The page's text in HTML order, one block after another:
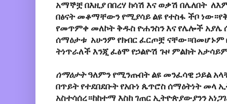
አማኞቿ በእዚያ በበረሃ ከሳሽ እና ወቃሽ በሌለበት
በፅናት መቆማቸውን የሚያሳይ ልዩ የተስፋ ችቦ
የመጥምቀ መለኮት ቅዱስ ዮሐንስን እና የሌሎች አያሌ
ሰማዕታቱ አሁንም የክብር ፈርጦቿ ናቸው።በመሆኑም
ትነጥራለች እንጂ ፈፅሞ የኃልዮሽ ጉዞ ምልክት
ሰማዕታትዓለምን የሚንጡበት ልዩ መንፈሳዊ ኃይል
በጥይት የተደበደቡት የአቡነ ጴጥሮስ ሰማዕትነት መላ
አስተሳሰረ።ከከተማ እስከ ገጠር ኢትዮጵያውያንን